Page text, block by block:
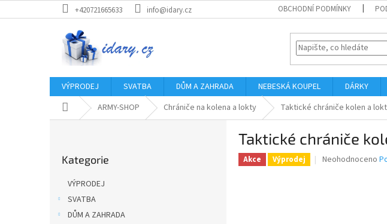
na
+420721665633 info@idary.cz OBCHODNÍ PODMÍNKY
VÝPRODEJ SVATBA DŮM A ZAHRADA NEBESKÁ KOUPEL DÁRKY
Domů ARMY-SHOP Chrániče na kolena a lokty Taktické chrániče kolen a
kategorie
Kategorie
VÝPRODEJ
SVATBA
DŮM A ZAHRADA
Taktické chrániče
Akce Výprodej
Průměrné
Neohodnoceno